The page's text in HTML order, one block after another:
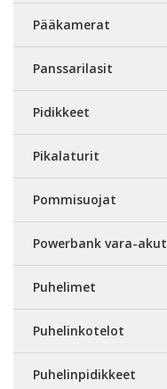
Pääkamerat
Panssarilasit
Pidikkeet
Pikalaturit
Pommisuojat
Powerbank vara-akut
Puhelimet
Puhelinkotelot
Puhelinpidikkeet